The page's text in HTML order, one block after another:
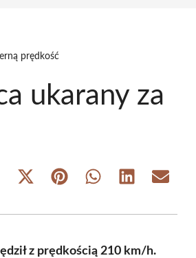
prędkość
ukarany za
Share
(Twitter)
Share Share Share Share
z prędkością 210 km/h.